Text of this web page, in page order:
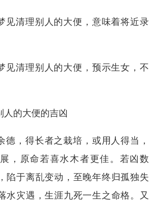
见清理别人的大便，意味着将近录
见清理别人的大便，预示生女，不
人的大便的吉凶
德，得长者之栽培，或用人得当，
，原命若喜水木者更佳。若凶数
陷于离乱变动，至晚年终归孤独失
水灾遇，生涯九死一生之命格。又